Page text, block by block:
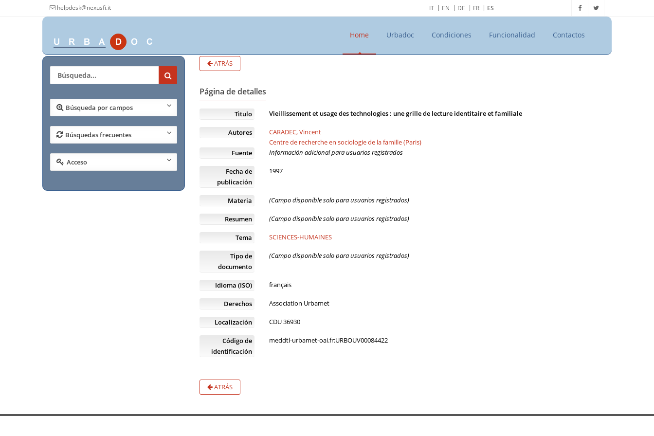
helpdesk@nexusfi.it IT EN DE FR ES
Home Urbadoc Condiciones Funcionalidad Contactos
Búsqueda por campos
Búsquedas frecuentes
Acceso
ATRÁS
Página de detalles
Tìtulo Vieillissement et usage des technologies : une grille de lecture identitaire et familiale
Autores
CARADEC, Vincent
Centre de recherche en sociologie de la famille (Paris)
Fuente
Información adicional para usuarios registrados
Fecha de
publicación
1997
Materia (Campo disponible solo para usuarios registrados)
Resumen (Campo disponible solo para usuarios registrados)
Tema SCIENCES-HUMAINES
Tipo de
documento
(Campo disponible solo para usuarios registrados)
Idioma (ISO) français
Derechos Association Urbamet
Localización CDU 36930
Código de
identificación
meddtl-urbamet-oai.fr:URBOUV00084422
ATRÁS